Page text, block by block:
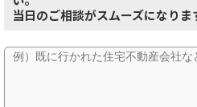
当日のご相談がスムーズになりま